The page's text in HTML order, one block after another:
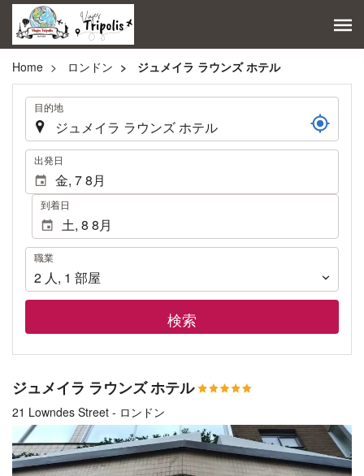
Home ロンドン ジュメイラ ラウンズ ホテル
. 目的地
. 出発日
到着日
職
業
職業
2 人, 1 部屋
検索
ジュメイラ ラウンズ ホテル
21 Lowndes Street - ロンドン